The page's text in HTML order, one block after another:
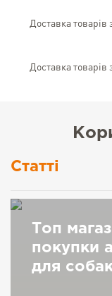
Доставка
Доставка
Статті
Топ
покупки
для